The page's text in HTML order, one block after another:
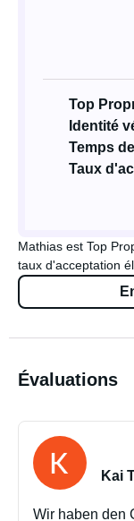
Top
Identité
Temps
Taux
Mathias est Top
taux d'acceptation
Évaluations
Kai
Wir haben den